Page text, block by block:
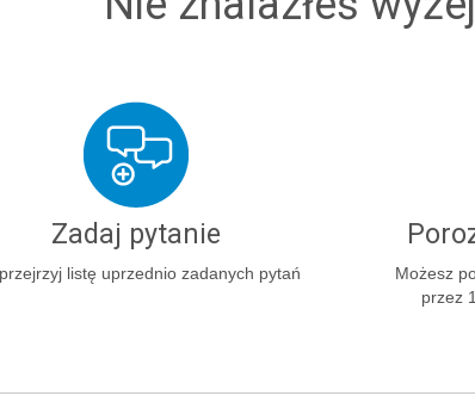
Zadaj pytanie
listę uprzednio zadanych pytań
Możesz
przez